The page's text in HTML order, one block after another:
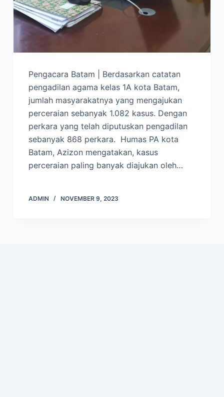
Pengacara Batam | Berdasarkan catatan
pengadilan agama kelas 1A kota Batam,
jumlah masyarakatnya yang mengajukan
perceraian sebanyak 1.082 kasus. Dengan
perkara yang telah diputuskan pengadilan
sebanyak 868 perkara. Humas PA kota
Batam, Azizon mengatakan, kasus
perceraian paling banyak diajukan oleh…
ADMIN NOVEMBER 9, 2023